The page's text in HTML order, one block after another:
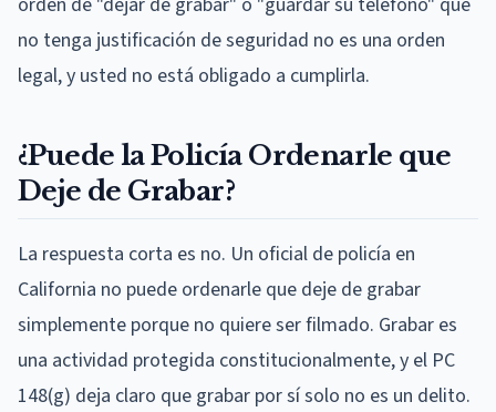
no tenga justificación de seguridad no es una orden
legal, y usted no está obligado a cumplirla.
¿Puede la Policía Ordenarle que
Deje de Grabar?
La respuesta corta es no. Un oficial de policía en
California no puede ordenarle que deje de grabar
simplemente porque no quiere ser filmado. Grabar es
una actividad protegida constitucionalmente, y el PC
148(g) deja claro que grabar por sí solo no es un delito.